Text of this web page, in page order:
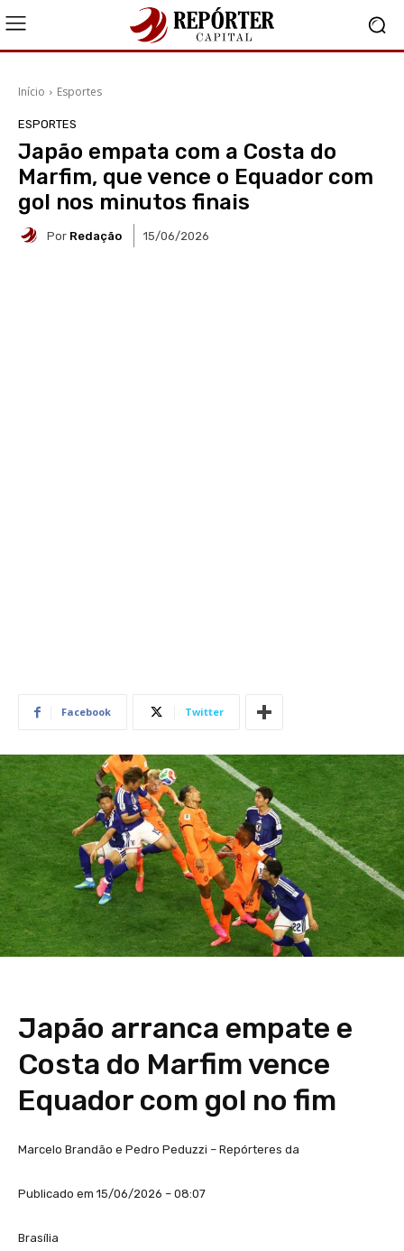
Início Esportes
ESPORTES
Japão empata com a Costa do
Marfim, que vence o Equador com
gol nos minutos finais
Por Redação 15/06/2026
Facebook Twitter
Japão arranca empate e
Costa do Marfim vence
Equador com gol no fim
Marcelo Brandão e Pedro Peduzzi – Repórteres da
Publicado em 15/06/2026 – 08:07
Brasília